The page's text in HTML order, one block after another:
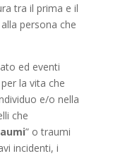
tra il prima e il
persona che
ed eventi
la vita che
e/o nella
che
” o traumi
incidenti, i